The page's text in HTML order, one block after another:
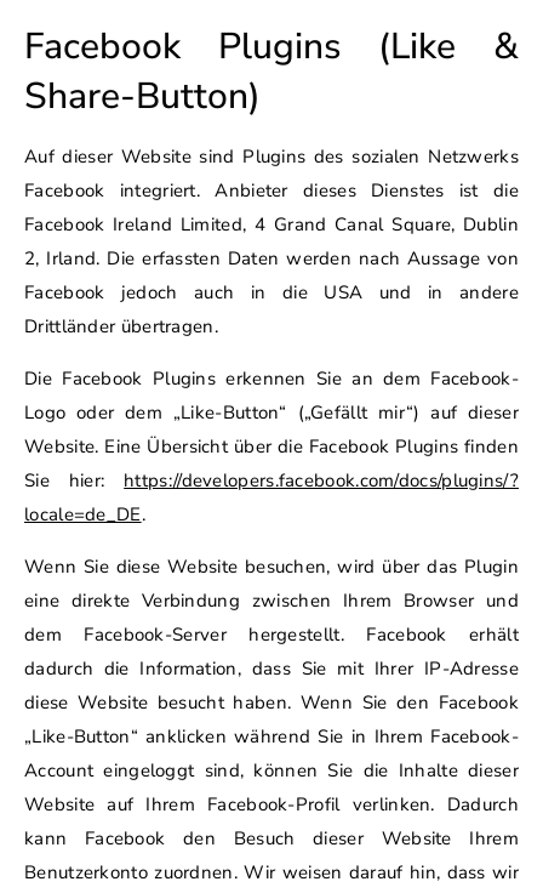
Facebook Plugins (Like &
Share-Button)
Auf dieser Website sind Plugins des sozialen Netzwerks
Facebook integriert. Anbieter dieses Dienstes ist die
Facebook Ireland Limited, 4 Grand Canal Square, Dublin
2, Irland. Die erfassten Daten werden nach Aussage von
Facebook jedoch auch in die USA und in andere
Drittländer übertragen.
Die Facebook Plugins erkennen Sie an dem Facebook-
Logo oder dem „Like-Button“ („Gefällt mir“) auf dieser
Website. Eine Übersicht über die Facebook Plugins finden
Sie hier: https://developers.facebook.com/docs/plugins/?
locale=de_DE.
Wenn Sie diese Website besuchen, wird über das Plugin
eine direkte Verbindung zwischen Ihrem Browser und
dem Facebook-Server hergestellt. Facebook erhält
dadurch die Information, dass Sie mit Ihrer IP-Adresse
diese Website besucht haben. Wenn Sie den Facebook
„Like-Button“ anklicken während Sie in Ihrem Facebook-
Account eingeloggt sind, können Sie die Inhalte dieser
Website auf Ihrem Facebook-Profil verlinken. Dadurch
kann Facebook den Besuch dieser Website Ihrem
Benutzerkonto zuordnen. Wir weisen darauf hin, dass wir